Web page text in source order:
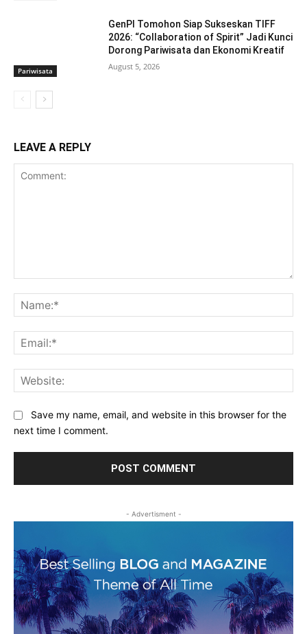
Pariwisata
GenPI Tomohon Siap Sukseskan TIFF
2026: “Collaboration of Spirit” Jadi Kunci
Dorong Pariwisata dan Ekonomi Kreatif
August 5, 2026
LEAVE A REPLY
Save my name, email, and website in this browser for the
next time I comment.
- Advertisment -